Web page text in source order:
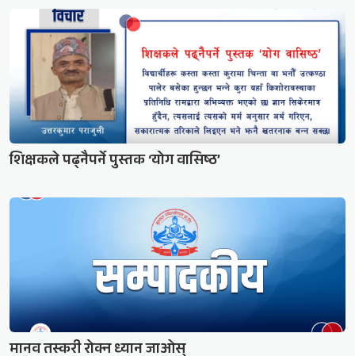
शिक्षकले पढ्नैपर्ने पुस्तक ‘योग वासिष्ठ’
मानव तस्करी रोक्न ध्यान जाओस्